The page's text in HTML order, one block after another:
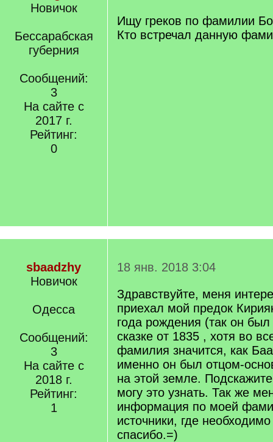
Новичок
Бессарабская
губерния
Сообщений:
3
На сайте с
2017 г.
Рейтинг:
0
Ищу греков по фамилии
Кто встречал данную
sbaadzhy
Новичок
Одесса
Сообщений:
3
На сайте с
2018 г.
Рейтинг:
1
18 янв. 2018 3:04
Здравствуйте, меня
приехал мой предок
года рождения (так он был
сказке от 1835 , хотя во
фамилия значится, как
именно он был отцом-
на этой земле.
могу это узнать. Так же
информация по моей
источники, где
спасибо.=)